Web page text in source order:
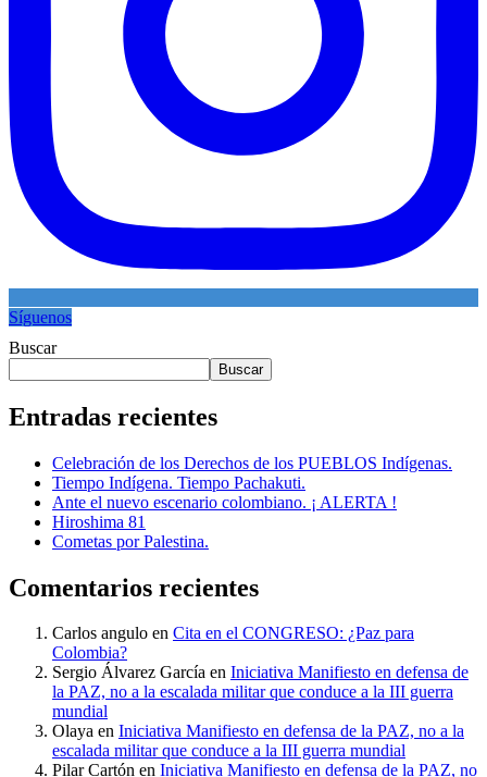
Síguenos
Buscar
Buscar
Entradas recientes
Celebración de los Derechos de los PUEBLOS Indígenas.
Tiempo Indígena. Tiempo Pachakuti.
Ante el nuevo escenario colombiano. ¡ ALERTA !
Hiroshima 81
Cometas por Palestina.
Comentarios recientes
Carlos angulo en Cita en el CONGRESO: ¿Paz para
Colombia?
Sergio Álvarez García en Iniciativa Manifiesto en defensa de
la PAZ, no a la escalada militar que conduce a la III guerra
mundial
Olaya en Iniciativa Manifiesto en defensa de la PAZ, no a la
escalada militar que conduce a la III guerra mundial
Pilar Cartón en Iniciativa Manifiesto en defensa de la PAZ, no